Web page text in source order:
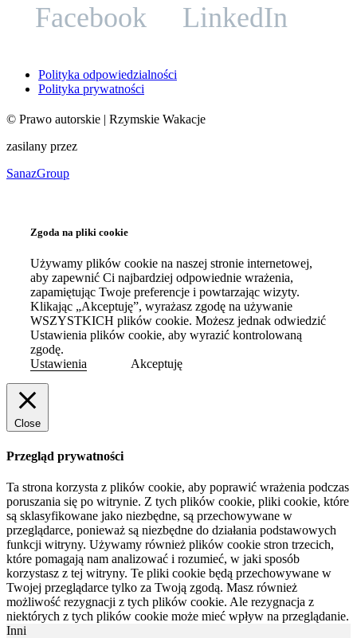
Facebook LinkedIn
Polityka odpowiedzialności
Polityka prywatności
© Prawo autorskie | Rzymskie Wakacje
zasilany przez
SanazGroup
Zgoda na pliki cookie
Używamy plików cookie na naszej stronie internetowej,
aby zapewnić Ci najbardziej odpowiednie wrażenia,
zapamiętując Twoje preferencje i powtarzając wizyty.
Klikając „Akceptuję”, wyrażasz zgodę na używanie
WSZYSTKICH plików cookie. Możesz jednak odwiedzić
Ustawienia plików cookie, aby wyrazić kontrolowaną
zgodę.
Ustawienia
Akceptuję
Close
Przegląd prywatności
Ta strona korzysta z plików cookie, aby poprawić wrażenia podczas
poruszania się po witrynie. Z tych plików cookie, pliki cookie, które
są sklasyfikowane jako niezbędne, są przechowywane w
przeglądarce, ponieważ są niezbędne do działania podstawowych
funkcji witryny. Używamy również plików cookie stron trzecich,
które pomagają nam analizować i rozumieć, w jaki sposób
korzystasz z tej witryny. Te pliki cookie będą przechowywane w
Twojej przeglądarce tylko za Twoją zgodą. Masz również
możliwość rezygnacji z tych plików cookie. Ale rezygnacja z
niektórych z tych plików cookie może mieć wpływ na przeglądanie.
Inni